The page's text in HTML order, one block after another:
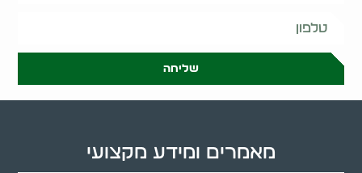
שליחה
מאמרים ומידע מקצועי